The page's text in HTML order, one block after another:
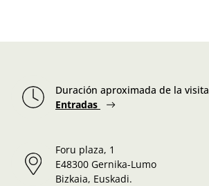
Duración aproximada de la visita
Entradas
Foru plaza, 1
E48300 Gernika-Lumo
Bizkaia, Euskadi.